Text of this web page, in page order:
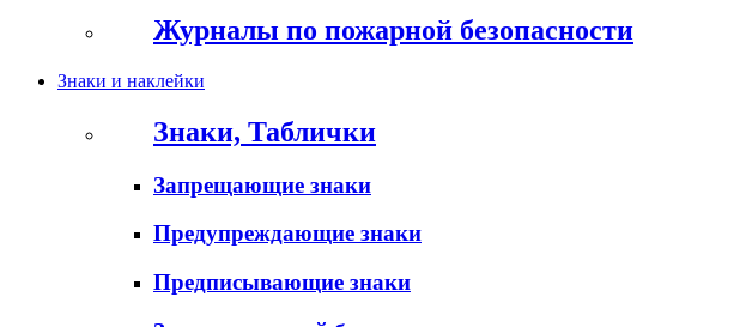
Журналы по пожарной безопасности
Знаки и наклейки
Знаки, Таблички
Запрещающие знаки
Предупреждающие знаки
Предписывающие знаки